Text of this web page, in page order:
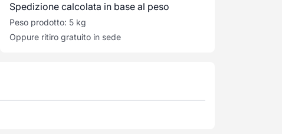
Spedizione calcolata in base al peso
Peso prodotto: 5 kg
Oppure ritiro gratuito in sede